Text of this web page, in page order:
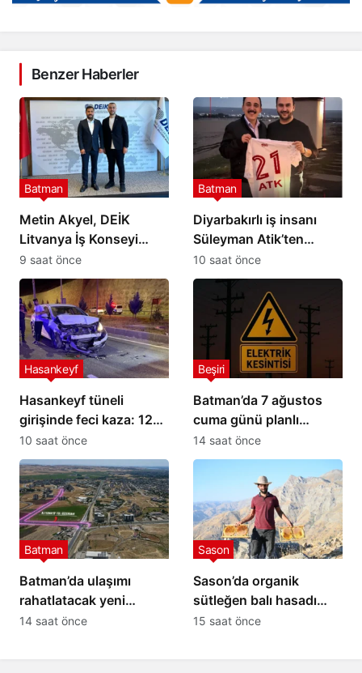
Benzer Haberler
Metin Akyel, DEİK
Litvanya İş Konseyi
Üyeliğine Seçildi
Batman
9 saat önce
Diyarbakırlı iş insanı
Süleyman Atik’ten
Petrolspor’a 2 Milyon TL
destek
Batman
10 saat önce
Hasankeyf tüneli
girişinde feci kaza: 12
yaralı
Hasankeyf
10 saat önce
Batman’da 7 ağustos
cuma günü planlı
elektrik kesintisi: İşte
etkilenecek yerler
Beşiri
14 saat önce
Batman’da ulaşımı
rahatlatacak yeni
alternatif bağlantı yolu
Batman
14 saat önce
Sason’da organik
sütleğen balı hasadı
gerçekleştirildi
Sason
15 saat önce